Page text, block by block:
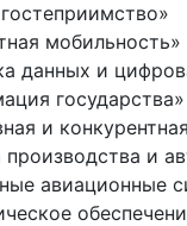
мобильность»
данных и
государства»
и
производства и
авиационные